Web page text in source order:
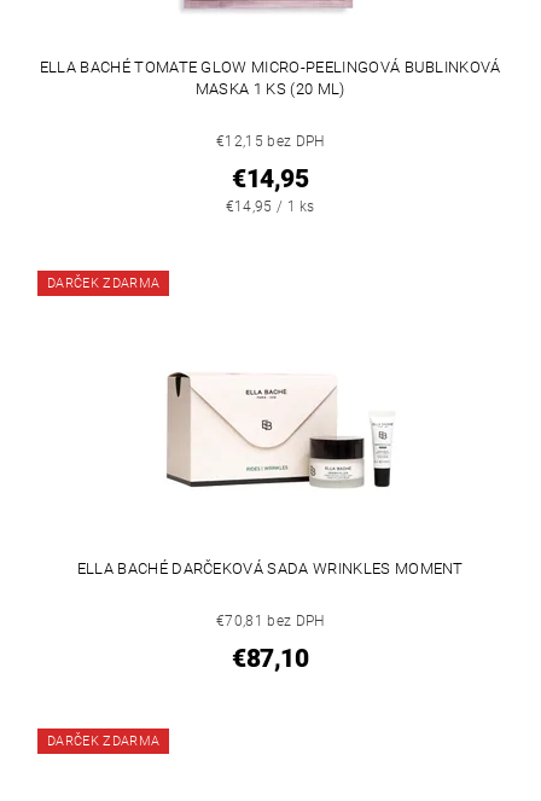
ELLA BACHÉ TOMATE GLOW MICRO-PEELINGOVÁ BUBLINKOVÁ
MASKA 1 KS (20 ML)
€12,15 bez DPH
€14,95
€14,95 / 1 ks
DARČEK ZDARMA
ELLA BACHÉ DARČEKOVÁ SADA WRINKLES MOMENT
€70,81 bez DPH
€87,10
DARČEK ZDARMA